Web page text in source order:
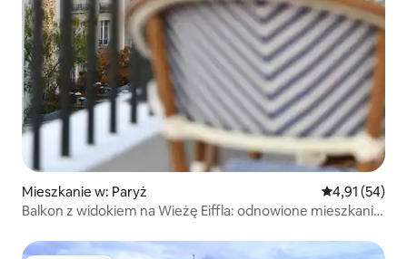
Mieszkanie w: Paryż Średnia
4,91 (54)
Balkon z widokiem na Wieżę Eiffla: odnowione mieszkanie